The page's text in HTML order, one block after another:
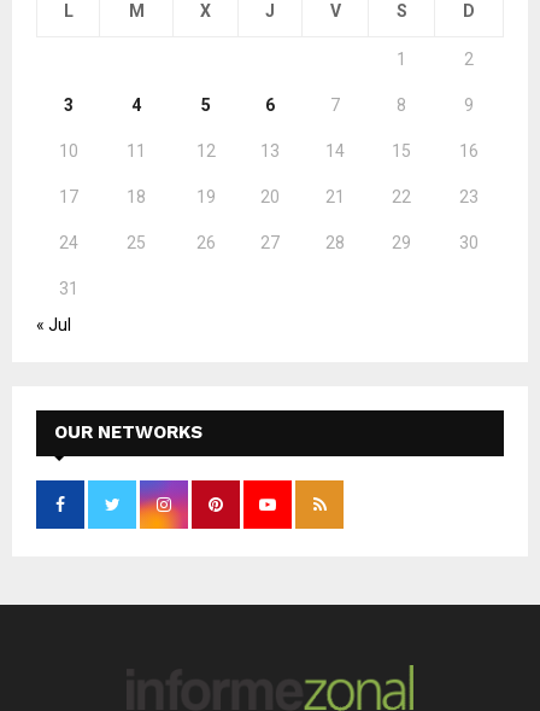
L M X J V S D
1 2
3 4 5 6 7 8 9
10 11 12 13 14 15 16
17 18 19 20 21 22 23
24 25 26 27 28 29 30
31
« Jul
OUR NETWORKS